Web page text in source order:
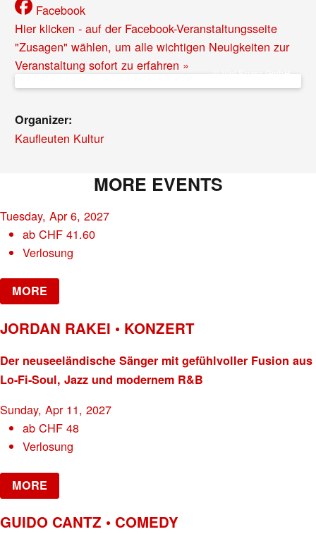
Facebook
Hier klicken - auf der Facebook-Veranstaltungsseite
"Zusagen" wählen, um alle wichtigen Neuigkeiten zur
Veranstaltung sofort zu erfahren »
Organizer:
Kaufleuten Kultur
MORE EVENTS
Tuesday, Apr 6, 2027
abCHF 41.60
Verlosung
MORE
JORDAN RAKEI • KONZERT
Der neuseeländische Sänger mit gefühlvoller Fusion aus
Lo-Fi-Soul, Jazz und modernem R&B
Sunday, Apr 11, 2027
abCHF 48
Verlosung
MORE
GUIDO CANTZ • COMEDY